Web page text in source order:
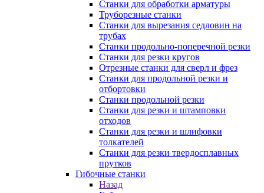
Станки для обработки арматуры
Труборезные станки
Станки для вырезания седловин на
трубаx
Станки продольно-поперечной резки
Станки для резки кругов
Отрезные станки для сверл и фрез
Станки для продольной резки и
отбортовки
Станки продольной резки
Станки для резки и штамповки
отходов
Станки для резки и шлифовки
толкателей
Станки для резки твердосплавных
прутков
Гибочные станки
Назад